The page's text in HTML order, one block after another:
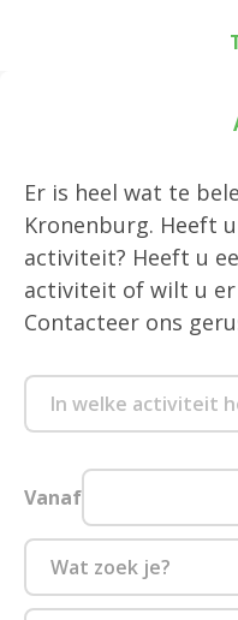
Er is heel wat te
Kronenburg. Heeft
activiteit? Heeft u
activiteit of wilt u er
Contacteer ons
Vanaf
Wat zoek je?